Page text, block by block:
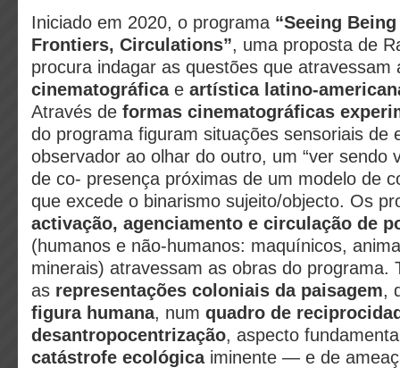
Iniciado em 2020, o programa “Seeing
Frontiers, Circulations”, uma proposta de
procura indagar as questões que atravessam
cinematográficae artística latino-
Através de formas cinematográficas
do programa figuram situações sensoriais de
observador ao olhar do outro, um “ver sendo
de co- presença próximas de um modelo de
que excede o binarismo sujeito/objecto. Os
activação, agenciamento e circulação de
(humanos e não-humanos: maquínicos,
minerais) atravessam as obras do programa.
as representações coloniais da paisagem,
figura humana, num quadro de
desantropocentrização, aspecto
catástrofe ecológicaiminente — e de